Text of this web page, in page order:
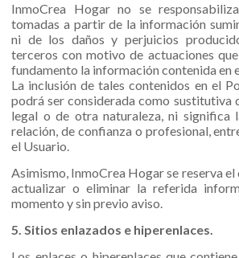
InmoCrea Hogar no se
tomadas a partir de la información
ni de los daños y perjuicios
terceros con motivo de actuaciones
fundamento la información contenida en
La inclusión de tales contenidos en el
podrá ser considerada como sustitutiva
legal o de otra naturaleza, ni significa
relación, de confianza o profesional,
el Usuario.
Asimismo, InmoCrea Hogar se reserva
actualizar o eliminar la referida
momento y sin previo aviso.
5. Sitios enlazados e hiperenlaces.